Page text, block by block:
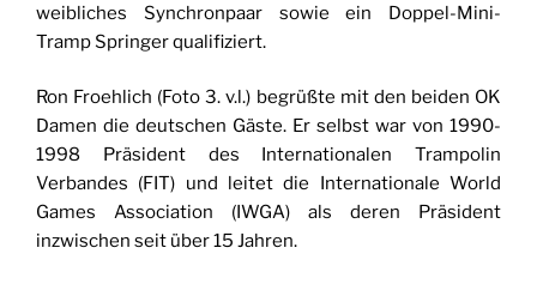
weibliches Synchronpaar sowie ein Doppel-Mini-
Tramp Springer qualifiziert.
Ron Froehlich (Foto 3. v.l.) begrüßte mit den beiden OK
Damen die deutschen Gäste. Er selbst war von 1990-
1998 Präsident des Internationalen Trampolin
Verbandes (FIT) und leitet die Internationale World
Games Association (IWGA) als deren Präsident
inzwischen seit über 15 Jahren.